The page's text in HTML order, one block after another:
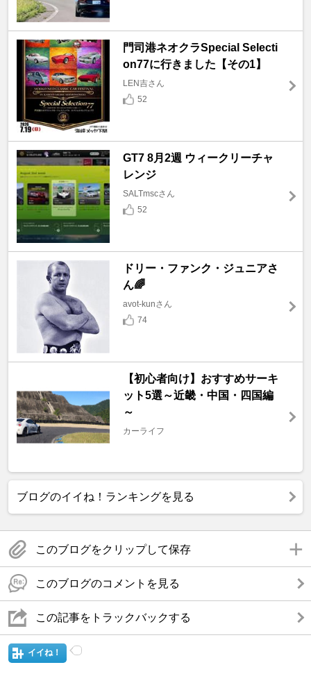
門司港ネオクラSpecial Selecti
on77に行きました【その1】
LEN吉さん
52
GT7 8月2週 ウィークリーチャ
レンジ
SALTmscさん
52
ドリー・ファンク・ジュニアさ
ん🌈
avot-kunさん
74
【初心者向け】おすすめサーキ
ット5選～近畿・中国・四国編
～
カーライフ
ブログのイイね！ランキングを見る
このブログをクリップして保存
このブログのコメントを見る
この記事をトラックバックする
イイね！